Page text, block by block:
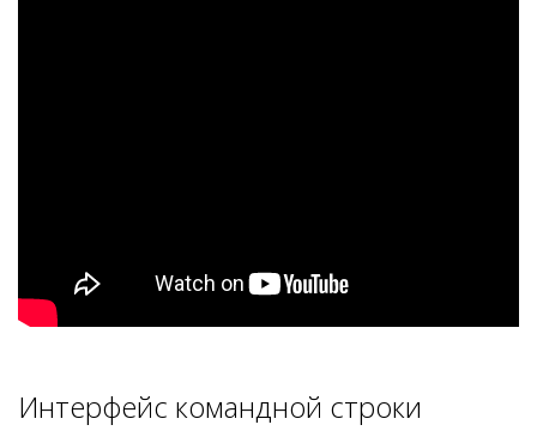
Интерфейс командной строки